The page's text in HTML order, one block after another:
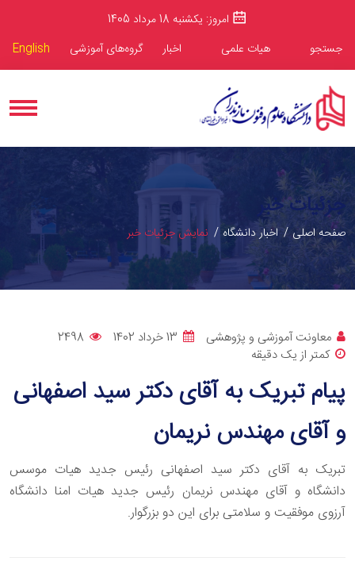
امروز: یکشنبه 18 مرداد 1405
جستجو
هیات علمی اخبار گروه‌های آموزشی English
جزئیات خبر
صفحه اصلی اخبار دانشگاه نمایش جزئیات خبر
معاونت آموزشی و پژوهشی 13 خرداد 1402
2498
کمتر از یک دقیقه
پیام تبریک به آقای دکتر سید اصفهانی
و آقای مهندس نریمان
تبریک به آقای دکتر سید اصفهانی رئیس جدید هیات موسس
دانشگاه و آقای مهندس نریمان رئیس جدید هیات امنا دانشگاه
آرزوی موفقیت و سلامتی برای این دو بزرگوار.